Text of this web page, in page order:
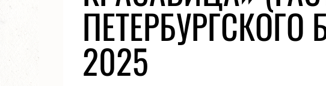
ПЕТЕРБУРГСКОГО
2025